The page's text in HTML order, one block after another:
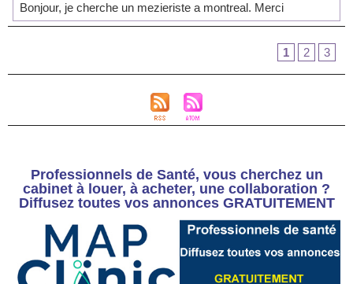
Bonjour, je cherche un mezieriste a montreal. Merci
1 2 3
Professionnels de Santé, vous cherchez un
cabinet à louer, à acheter, une collaboration ?
Diffusez toutes vos annonces GRATUITEMENT